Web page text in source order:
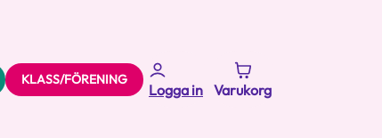
KLASS/FÖRENING
Logga in Varukorg